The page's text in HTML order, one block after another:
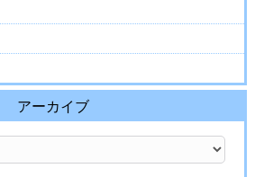
アーカイブ